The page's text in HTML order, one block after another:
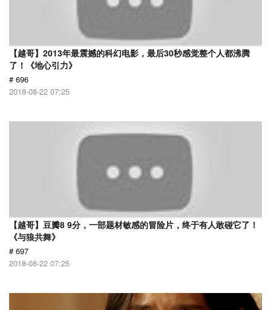
【越哥】2013年最震撼的科幻电影，最后30秒感觉整个人都沸腾
了！《地心引力》
# 696
2018-08-22 07:25
【越哥】豆瓣8 9分，一部题材敏感的冒险片，终于有人敢碰它了！
《与狼共舞》
# 697
2018-08-22 07:25